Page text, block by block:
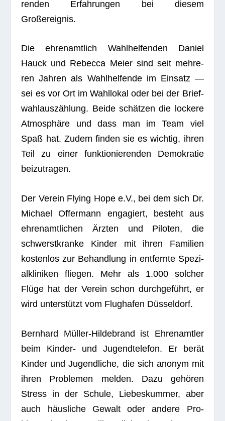
ren­den Erfah­run­gen bei die­sem
Großereignis.
Die ehren­amt­lich Wahl­hel­fen­den Daniel
Hauck und Rebecca Meier sind seit meh­re­
ren Jah­ren als Wahl­hel­fende im Ein­satz —
sei es vor Ort im Wahl­lo­kal oder bei der Brief­
wahl­aus­zäh­lung. Beide schät­zen die lockere
Atmo­sphäre und dass man im Team viel
Spaß hat. Zudem fin­den sie es wich­tig, ihren
Teil zu einer funk­tio­nie­ren­den Demo­kra­tie
beizutragen.
Der Ver­ein Fly­ing Hope e.V., bei dem sich Dr.
Michael Offer­mann enga­giert, besteht aus
ehren­amt­li­chen Ärz­ten und Pilo­ten, die
schwerst­kranke Kin­der mit ihren Fami­lien
kos­ten­los zur Behand­lung in ent­fernte Spe­zi­
al­kli­ni­ken flie­gen. Mehr als 1.000 sol­cher
Flüge hat der Ver­ein schon durch­ge­führt, er
wird unter­stützt vom Flug­ha­fen Düsseldorf.
Bern­hard Mül­ler-Hil­de­brand ist Ehren­amt­ler
beim Kin­der- und Jugend­te­le­fon. Er berät
Kin­der und Jugend­li­che, die sich anonym mit
ihren Pro­ble­men mel­den. Dazu gehö­ren
Stress in der Schule, Lie­bes­kum­mer, aber
auch häus­li­che Gewalt oder andere Pro­